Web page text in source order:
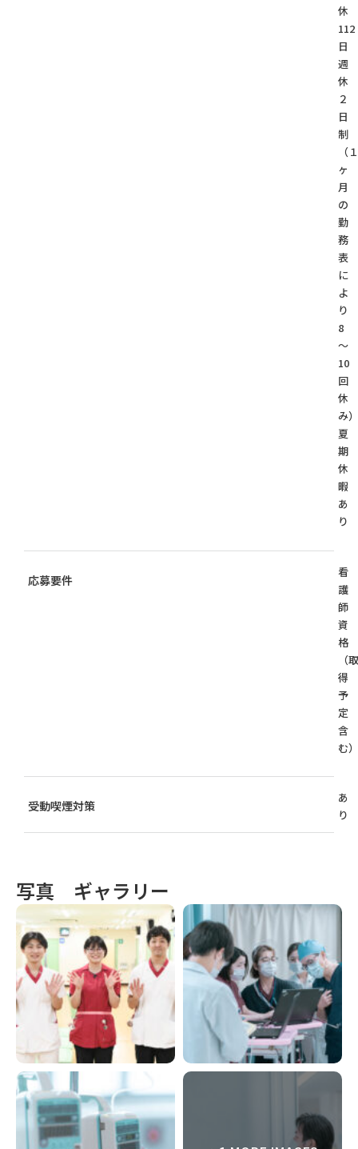
休
112
日
週
休
２
日
制
（１
ヶ
月
の
勤
務
表
に
よ
り
8
～
10
回
休
み）
夏
期
休
暇
あ
り
応募要件
看
護
師
資
格
（取
得
予
定
含
む）
受動喫煙対策
あ
り
写真 ギャラリー